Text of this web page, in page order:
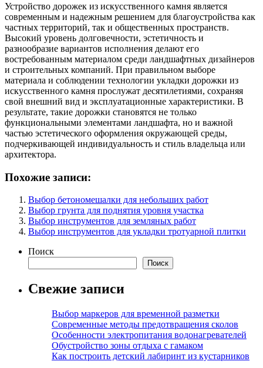
Устройство дорожек из искусственного камня является
современным и надежным решением для благоустройства как
частных территорий, так и общественных пространств.
Высокий уровень долговечности, эстетичность и
разнообразие вариантов исполнения делают его
востребованным материалом среди ландшафтных дизайнеров
и строительных компаний. При правильном выборе
материала и соблюдении технологии укладки дорожки из
искусственного камня прослужат десятилетиями, сохраняя
свой внешний вид и эксплуатационные характеристики. В
результате, такие дорожки становятся не только
функциональными элементами ландшафта, но и важной
частью эстетического оформления окружающей среды,
подчеркивающей индивидуальность и стиль владельца или
архитектора.
Похожие записи:
Выбор бетономешалки для небольших работ
Выбор грунта для поднятия уровня участка
Выбор инструментов для земляных работ
Выбор инструментов для укладки тротуарной плитки
Поиск
Поиск
Свежие записи
Выбор маркеров для временной разметки
Современные методы предотвращения сколов
Особенности электропитания водонагревателей
Обустройство зоны отдыха с гамаком
Как построить детский лабиринт из кустарников